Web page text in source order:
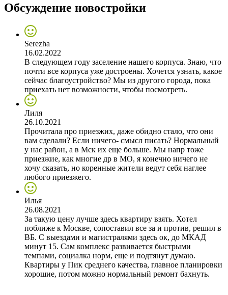
Обсуждение новостройки
Serezha
16.02.2022
В следующем году заселение нашего корпуса. Знаю, что
почти все корпуса уже достроены. Хочется узнать, какое
сейчас благоустройство? Мы из другого города, пока
приехать нет возможности, чтобы посмотреть.
Лиля
26.10.2021
Прочитала про приезжих, даже обидно стало, что они
вам сделали? Если ничего- смысл писать? Нормальный
у нас район, а в Мск их еще больше. Мы напр тоже
приезжие, как многие др в МО, я конечно ничего не
хочу сказать, но коренные жители ведут себя наглее
любого приезжего.
Илья
26.08.2021
За такую цену лучше здесь квартиру взять. Хотел
поближе к Москве, сопоставил все за и против, решил в
ВБ. С выездами и магистралями здесь ок, до МКАД
минут 15. Сам комплекс развивается быстрыми
темпами, социалка норм, еще и подтянут думаю.
Квартиры у Пик среднего качества, главное планировки
хорошие, потом можно нормальный ремонт бахнуть.